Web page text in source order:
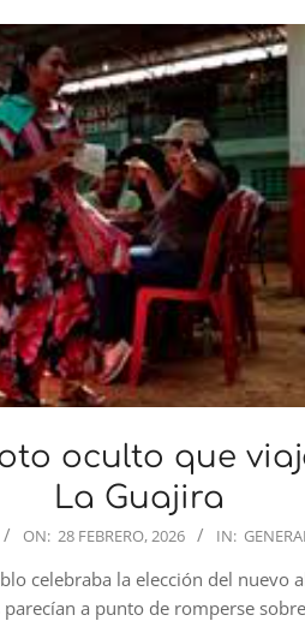
oculto que
La Guajira
ON: 28 FEBRERO, 2026 IN:
celebraba la elección del nuevo
a punto de romperse